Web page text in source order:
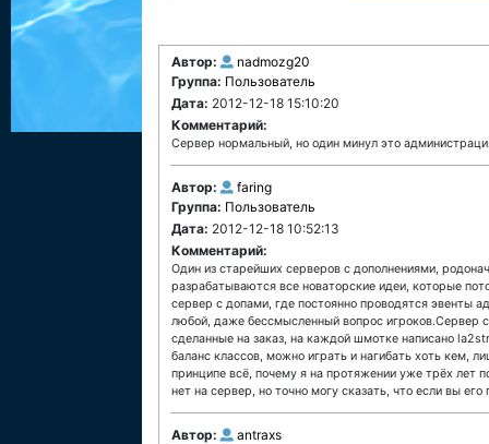
Автор:
nadmozg20
Группа: Пользователь
Дата: 2012-12-18 15:10:20
Комментарий:
Сервер нормальный, но один минул это
Автор:
faring
Группа: Пользователь
Дата: 2012-12-18 10:52:13
Комментарий:
Один из старейших серверов с дополнениями,
разрабатываются все новаторские идеи, которые
сервер с допами, где постоянно проводятся эвенты
любой, даже бессмысленный вопрос игроков.Сервер
сделанные на заказ, на каждой шмотке написано
баланс классов, можно играть и нагибать хоть кем,
принципе всё, почему я на протяжении уже трёх лет
нет на сервер, но точно могу сказать, что если вы
Автор:
antraxs